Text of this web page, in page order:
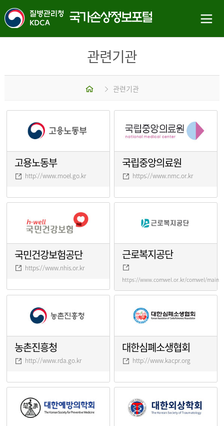
관련기관
홈 관련기관
고용노동부
http://www.moel.go.kr
국립중앙의료원
https://www.nmc.or.kr
국민건강보험공단
https://www.nhis.or.kr
근로복지공단
https://www.comwel.or.kr/comwel/
농촌진흥청
http://www.rda.go.kr
대한심폐소생협회
http://www.kacpr.org